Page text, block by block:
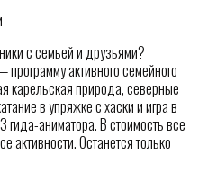
с семьей и друзьями?
активного семейного
карельская природа, северные
в упряжке с хаски и игра в
гида-аниматора. В стоимость все
активности. Останется только